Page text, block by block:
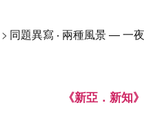
> 同題異寫 ‧ 兩種風景 — 一夜
《新亞．新知》